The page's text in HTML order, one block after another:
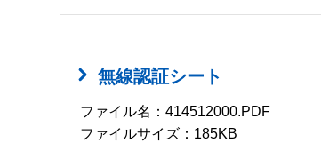
無線認証シート
ファイル名：414512000.PDF
ファイルサイズ：185KB